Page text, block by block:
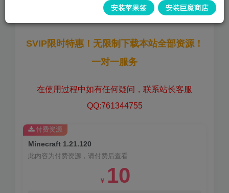
SVIP限时特惠！无限制下载本站全部资源！
一对一服务
在使用过程中如有任何疑问，联系站长客服
QQ:761344755
Minecraft 1.21.120
此内容为付费资源，请付费后查看
￥ 10
付费资源
安装苹果签 安装巨魔商店